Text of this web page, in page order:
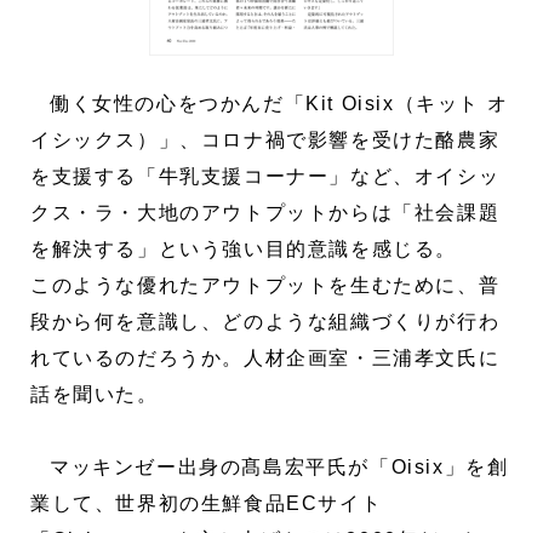
働く女性の心をつかんだ「Kit Oisix（キット オ
イシックス）」、コロナ禍で影響を受けた酪農家
を支援する「牛乳支援コーナー」など、オイシッ
クス・ラ・大地のアウトプットからは「社会課題
を解決する」という強い目的意識を感じる。
このような優れたアウトプットを生むために、普
段から何を意識し、どのような組織づくりが行わ
れているのだろうか。人材企画室・三浦孝文氏に
話を聞いた。
マッキンゼー出身の髙島宏平氏が「Oisix」を創
業して、世界初の生鮮食品ECサイト